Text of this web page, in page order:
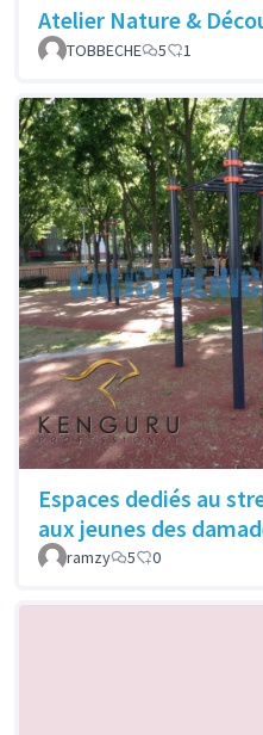
Atelier Nature &
TOBBECHE
5 1
Espaces dediés au
aux jeunes des
ramzy 5 0